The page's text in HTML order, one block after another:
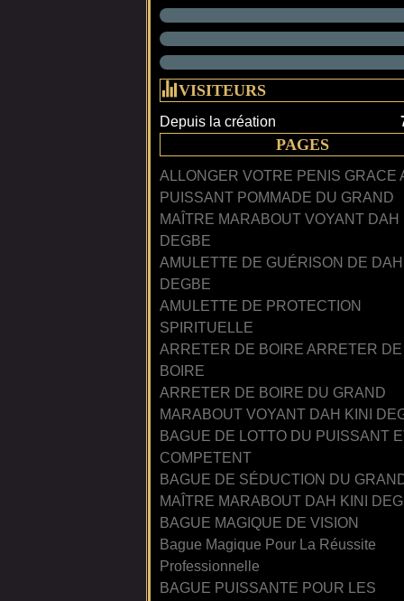
VISITEURS
Depuis la création
PAGES
ALLONGER VOTRE PENIS GRACE
PUISSANT POMMADE DU GRAND
MAÎTRE MARABOUT VOYANT DAH
DEGBE
AMULETTE DE GUÉRISON DE DAH
DEGBE
AMULETTE DE PROTECTION
SPIRITUELLE
ARRETER DE BOIRE ARRETER DE
BOIRE
ARRETER DE BOIRE DU GRAND
MARABOUT VOYANT DAH KINI
BAGUE DE LOTTO DU PUISSANT
COMPETENT
BAGUE DE SÉDUCTION DU
MAÎTRE MARABOUT DAH KINI
BAGUE MAGIQUE DE VISION
Bague Magique Pour La Réussite
Professionnelle
BAGUE PUISSANTE POUR LES